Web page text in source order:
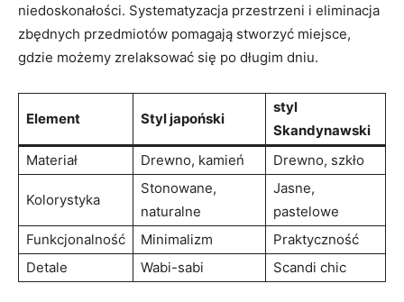
niedoskonałości. Systematyzacja przestrzeni i eliminacja
zbędnych przedmiotów pomagają stworzyć miejsce,
gdzie możemy zrelaksować się po długim dniu.
Element Styl japoński
styl
Skandynawski
Materiał
Drewno, kamień Drewno, szkło
Kolorystyka
Stonowane,
naturalne
Jasne,
pastelowe
Funkcjonalność
Minimalizm
Praktyczność
Detale
Wabi-sabi Scandi chic